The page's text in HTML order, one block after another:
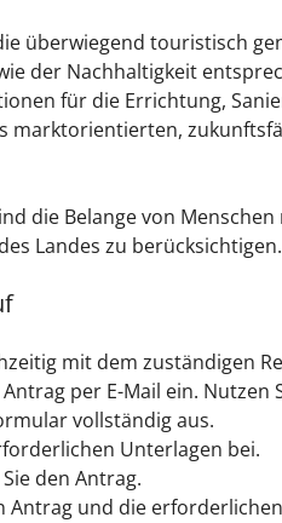
überwiegend touristisch
der Nachhaltigkeit
für die Errichtung,
marktorientierten,
die Belange von
Landes zu berücksichtigen.
mit dem zuständigen
Antrag per E-Mail ein.
vollständig aus.
Unterlagen bei.
den Antrag.
Antrag und die